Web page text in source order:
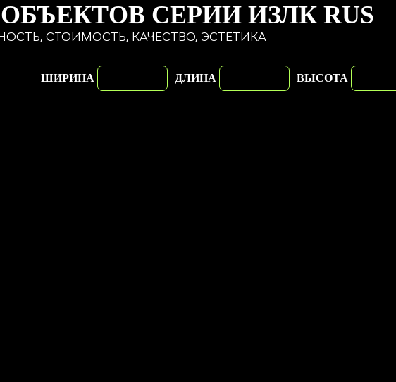
СЕРИИ ИЗЛК RUS
СТОИМОСТЬ, КАЧЕСТВО, ЭСТЕТИКА
ШИРИНА ДЛИНА ВЫСОТА